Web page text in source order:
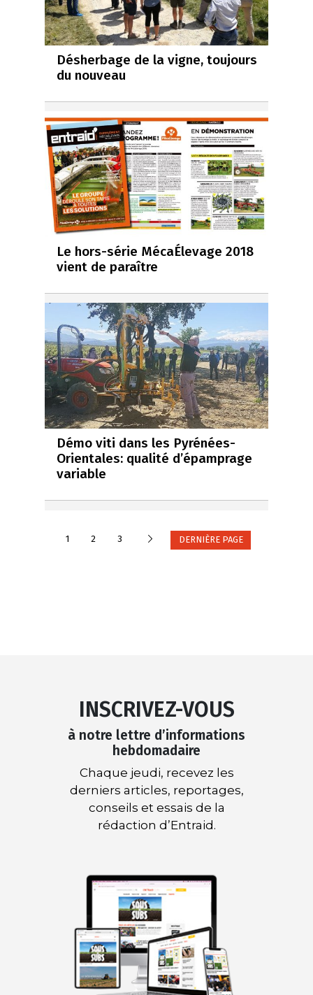
Désherbage de la vigne, toujours
du nouveau
Le hors-série MécaÉlevage 2018
vient de paraître
Démo viti dans les Pyrénées-
Orientales: qualité d’épamprage
variable
1 2 3 SuivanteDERNIÈRE PAGE
INSCRIVEZ-VOUS
à notre lettre d’informations
hebdomadaire
Chaque jeudi, recevez les
derniers articles, reportages,
conseils et essais de la
rédaction d’Entraid.